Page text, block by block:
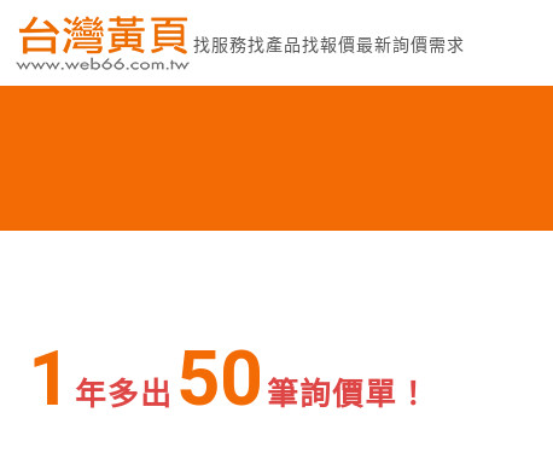
找服務找產品找報價最新詢價需求
1 年多出 50 筆詢價單！